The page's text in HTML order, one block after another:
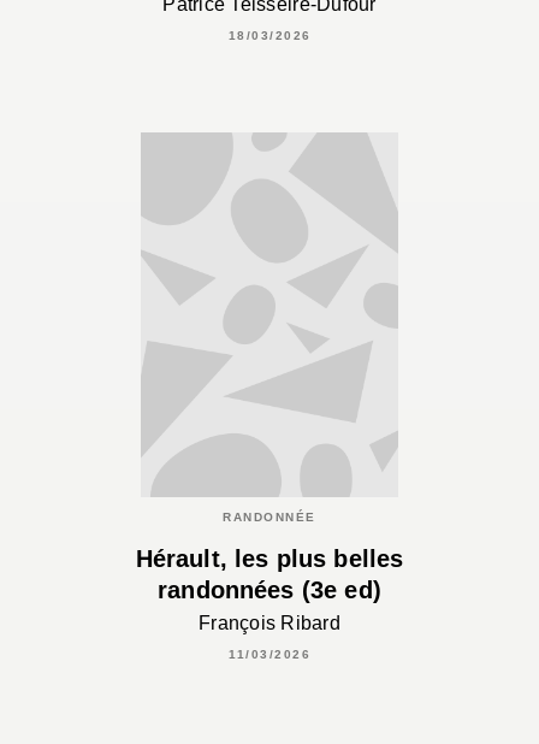
Patrice Teisseire-Dufour
18/03/2026
RANDONNÉE
Hérault, les plus belles
randonnées (3e ed)
François Ribard
11/03/2026